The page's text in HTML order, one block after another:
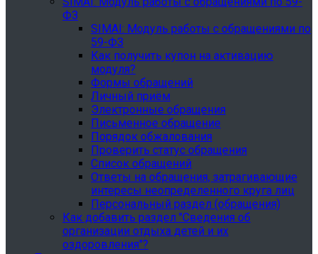
ФЗ
SIMAI: Модуль работы с обращениями по
59-ФЗ
Как получить купон на активацию
модуля?
Формы обращений
Личный приём
Электронные обращения
Письменное обращение
Порядок обжалования
Проверить статус обращения
Список обращений
Ответы на обращения, затрагивающие
интересы неопределенного круга лиц
Персональный раздел (обращения)
Как добавить раздел "Сведения об
организации отдыха детей и их
оздоровления"?